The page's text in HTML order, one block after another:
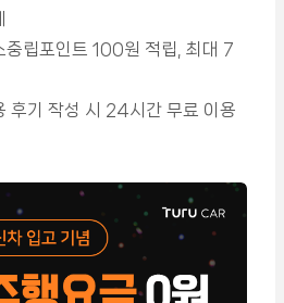
중립포인트 100원 적립, 최대 7
후기 작성 시 24시간 무료 이용